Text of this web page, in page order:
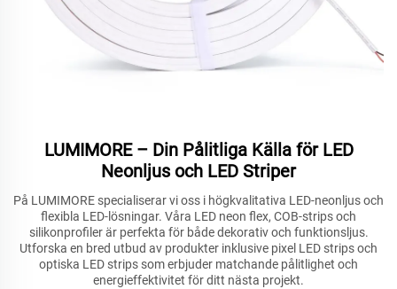
LUMIMORE – Din Pålitliga Källa för LED
Neonljus och LED Striper
På LUMIMORE specialiserar vi oss i högkvalitativa LED-neonljus och
flexibla LED-lösningar. Våra LED neon flex, COB-strips och
silikonprofiler är perfekta för både dekorativ och funktionsljus.
Utforska en bred utbud av produkter inklusive pixel LED strips och
optiska LED strips som erbjuder matchande pålitlighet och
energieffektivitet för ditt nästa projekt.